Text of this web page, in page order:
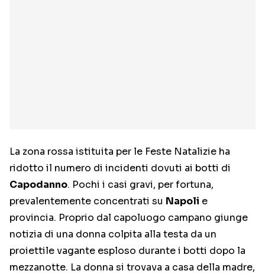
La zona rossa istituita per le Feste Natalizie ha
ridotto il numero di incidenti dovuti ai botti di
Capodanno. Pochi i casi gravi, per fortuna,
prevalentemente concentrati su Napoli e
provincia. Proprio dal capoluogo campano giunge
notizia di una donna colpita alla testa da un
proiettile vagante esploso durante i botti dopo la
mezzanotte. La donna si trovava a casa della madre,